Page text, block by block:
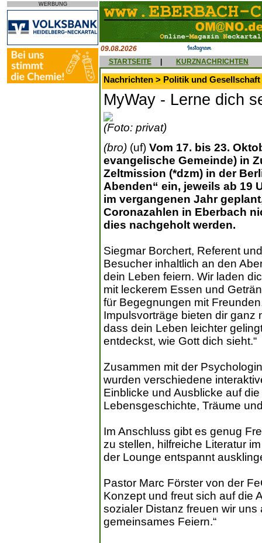
WERBUNG
09.08.2026
STARTSEITE
KURZNACHRICHTEN
Nachrichten > Politik und Gesellschaft
MyWay - Lerne dich
(Foto: privat)
(bro) (uf) Vom 17. bis 23.
evangelische Gemeinde) in
Zeltmission (*dzm) in der
Abenden“ ein, jeweils ab 19
im vergangenen Jahr
Coronazahlen in Eberbach
dies nachgeholt werden.
Siegmar Borchert, Referent
Besucher inhaltlich an den
dein Leben feiern. Wir laden
mit leckerem Essen und
für Begegnungen mit
Impulsvorträge bieten dir ganz
dass dein Leben leichter
entdeckst, wie Gott dich sieht.“
Zusammen mit der
wurden verschiedene
Einblicke und Ausblicke auf
Lebensgeschichte, Träume
Im Anschluss gibt es genug
zu stellen, hilfreiche Literatur
der Lounge entspannt
Pastor Marc Förster von der
Konzept und freut sich auf die
sozialer Distanz freuen wir
gemeinsames Feiern.“